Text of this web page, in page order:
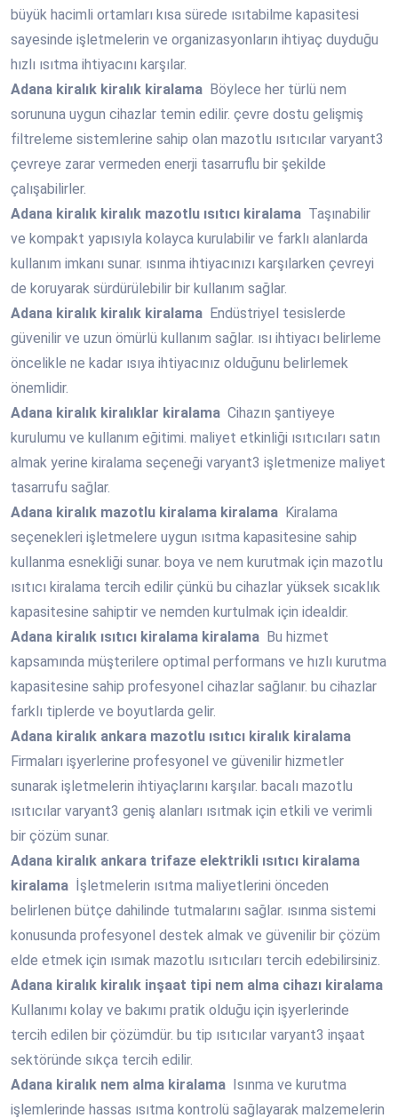
büyük hacimli ortamları kısa sürede ısıtabilme kapasitesi
sayesinde işletmelerin ve organizasyonların ihtiyaç duyduğu
hızlı ısıtma ihtiyacını karşılar.
Adana kiralık kiralık kiralama Böylece her türlü nem
sorununa uygun cihazlar temin edilir. çevre dostu gelişmiş
filtreleme sistemlerine sahip olan mazotlu ısıtıcılar varyant3
çevreye zarar vermeden enerji tasarruflu bir şekilde
çalışabilirler.
Adana kiralık kiralık mazotlu ısıtıcı kiralama Taşınabilir
ve kompakt yapısıyla kolayca kurulabilir ve farklı alanlarda
kullanım imkanı sunar. ısınma ihtiyacınızı karşılarken çevreyi
de koruyarak sürdürülebilir bir kullanım sağlar.
Adana kiralık kiralık kiralama Endüstriyel tesislerde
güvenilir ve uzun ömürlü kullanım sağlar. ısı ihtiyacı belirleme
öncelikle ne kadar ısıya ihtiyacınız olduğunu belirlemek
önemlidir.
Adana kiralık kiralıklar kiralama Cihazın şantiyeye
kurulumu ve kullanım eğitimi. maliyet etkinliği ısıtıcıları satın
almak yerine kiralama seçeneği varyant3 işletmenize maliyet
tasarrufu sağlar.
Adana kiralık mazotlu kiralama kiralama Kiralama
seçenekleri işletmelere uygun ısıtma kapasitesine sahip
kullanma esnekliği sunar. boya ve nem kurutmak için mazotlu
ısıtıcı kiralama tercih edilir çünkü bu cihazlar yüksek sıcaklık
kapasitesine sahiptir ve nemden kurtulmak için idealdir.
Adana kiralık ısıtıcı kiralama kiralama Bu hizmet
kapsamında müşterilere optimal performans ve hızlı kurutma
kapasitesine sahip profesyonel cihazlar sağlanır. bu cihazlar
farklı tiplerde ve boyutlarda gelir.
Adana kiralık ankara mazotlu ısıtıcı kiralık kiralama
Firmaları işyerlerine profesyonel ve güvenilir hizmetler
sunarak işletmelerin ihtiyaçlarını karşılar. bacalı mazotlu
ısıtıcılar varyant3 geniş alanları ısıtmak için etkili ve verimli
bir çözüm sunar.
Adana kiralık ankara trifaze elektrikli ısıtıcı kiralama
kiralama İşletmelerin ısıtma maliyetlerini önceden
belirlenen bütçe dahilinde tutmalarını sağlar. ısınma sistemi
konusunda profesyonel destek almak ve güvenilir bir çözüm
elde etmek için ısımak mazotlu ısıtıcıları tercih edebilirsiniz.
Adana kiralık kiralık inşaat tipi nem alma cihazı kiralama
Kullanımı kolay ve bakımı pratik olduğu için işyerlerinde
tercih edilen bir çözümdür. bu tip ısıtıcılar varyant3 inşaat
sektöründe sıkça tercih edilir.
Adana kiralık nem alma kiralama Isınma ve kurutma
işlemlerinde hassas ısıtma kontrolü sağlayarak malzemelerin